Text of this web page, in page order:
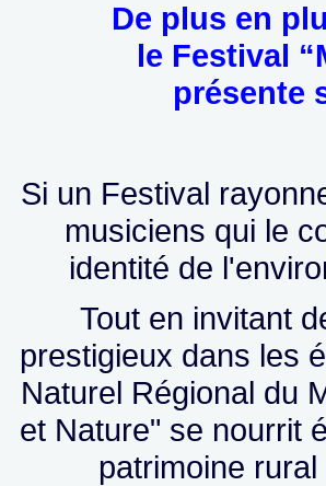
De plus en
le Festival
présente
Si un Festival
musiciens qui le
identité de
Tout en invitant
prestigieux dans les
Naturel Régional du
et Nature" se nourrit
patrimoine